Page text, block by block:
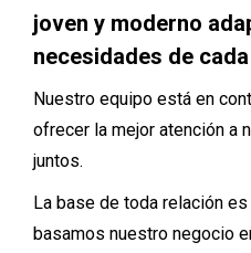
joven y moderno
necesidades de
Nuestro equipo está en
ofrecer la mejor atención a
juntos.
La base de toda relación es
basamos nuestro negocio